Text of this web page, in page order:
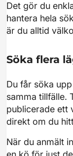
Det gör du
hantera hela
är du alltid
Söka flera
Du får söka
samma tillfälle.
publicerade ett
direkt om du
När du anmält